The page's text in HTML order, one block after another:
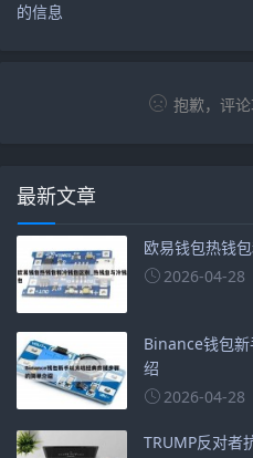
的信息
抱歉，评
最新文章
欧易钱包热钱
2026-04-28
Binance钱包
绍
2026-04-28
TRUMP反对者